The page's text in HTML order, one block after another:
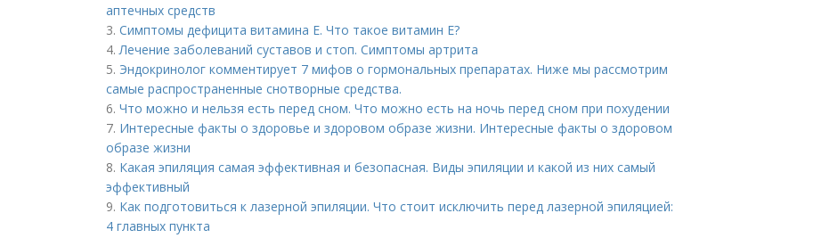
аптечных средств
3. Симптомы дефицита витамина E. Что такое витамин Е?
4.Лечение заболеваний суставов и стоп. Симптомы артрита
5. Эндокринолог комментирует 7 мифов о гормональных препаратах. Ниже мы рассмотрим
самые распространенные снотворные средства.
6. Что можно и нельзя есть перед сном. Что можно есть на ночь перед сном при похудении
7. Интересные факты о здоровье и здоровом образе жизни. Интересные факты о здоровом
образе жизни
8. Какая эпиляция самая эффективная и безопасная. Виды эпиляции и какой из них самый
эффективный
9. Как подготовиться к лазерной эпиляции. Что стоит исключить перед лазерной эпиляцией:
4 главных пункта